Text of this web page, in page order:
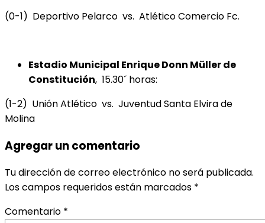
(0-1) Deportivo Pelarco vs. Atlético Comercio Fc.
Estadio Municipal Enrique Donn Müller de
Constitución, 15.30´ horas:
(1-2) Unión Atlético vs. Juventud Santa Elvira de
Molina
Agregar un comentario
Tu dirección de correo electrónico no será publicada.
Los campos requeridos están marcados *
Comentario *